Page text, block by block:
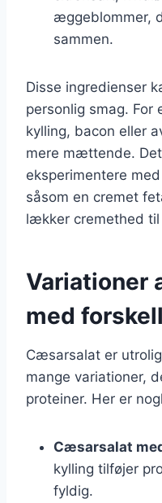
æggeblommer,
sammen.
Disse ingredienser
personlig smag. For
kylling, bacon eller
mere mættende.
eksperimentere
såsom en cremet
lækker cremethed
Variationer
med
Cæsarsalat er
mange variationer,
proteiner. Her er
Cæsarsalat
kylling tilføjer
fyldig.